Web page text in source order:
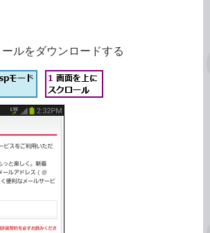
ルをダウンロードする